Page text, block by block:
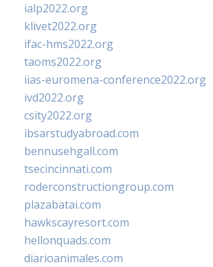
ialp2022.org
klivet2022.org
ifac-hms2022.org
taoms2022.org
iias-euromena-conference2022.org
ivd2022.org
csity2022.org
ibsarstudyabroad.com
bennusehgall.com
tsecincinnati.com
roderconstructiongroup.com
plazabatai.com
hawkscayresort.com
hellonquads.com
diarioanimales.com